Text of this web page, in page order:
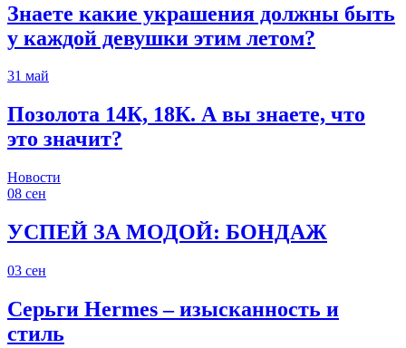
Знаете какие украшения должны быть
у каждой девушки этим летом?
31 май
Позолота 14К, 18К. А вы знаете, что
это значит?
Новости
08 сен
УСПЕЙ ЗА МОДОЙ: БОНДАЖ
03 сен
Серьги Hermes – изысканность и
стиль